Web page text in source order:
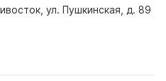
ул. Пушкинская, д. 89